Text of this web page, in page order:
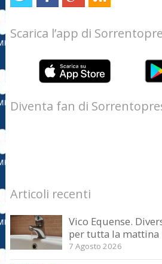
Scarica l’app di
Diventa fan di
Articoli recenti
Vico Equense.
per tutta la mattina
7 Agosto 2026